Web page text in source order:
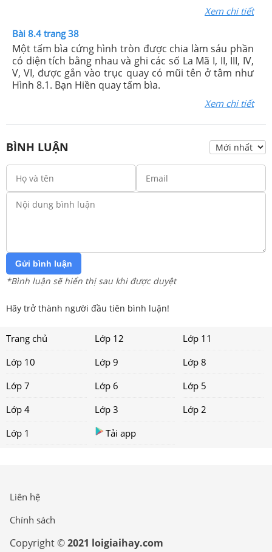
Xem chi tiết
Bài 8.4 trang 38
Một tấm bìa cứng hình tròn được chia làm sáu phần
có diện tích bằng nhau và ghi các số La Mã I, II, III, IV,
V, VI, được gắn vào trục quay có mũi tên ở tâm như
Hình 8.1. Bạn Hiền quay tấm bìa.
Xem chi tiết
BÌNH LUẬN
Gửi bình luận
*Bình luận sẽ hiển thị sau khi được duyệt
Hãy trở thành người đầu tiên bình luận!
Trang chủ Lớp 12
Lớp 11
Lớp 10
Lớp 9
Lớp 8
Lớp 7
Lớp 6
Lớp 5
Lớp 4
Lớp 3
Lớp 2
Lớp 1
Tải app
Liên hệ
Chính sách
Copyright ©2021 loigiaihay.com